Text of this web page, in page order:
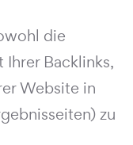
die
Backlinks,
Website in
zu